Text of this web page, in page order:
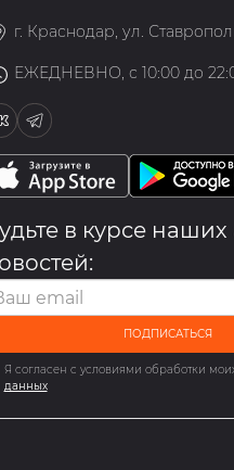
г. Краснодар, ул.
ЕЖЕДНЕВНО, с 10:00 до
в курсе
ПОДПИСАТЬСЯ
Я согласен с условиями обработки
данных